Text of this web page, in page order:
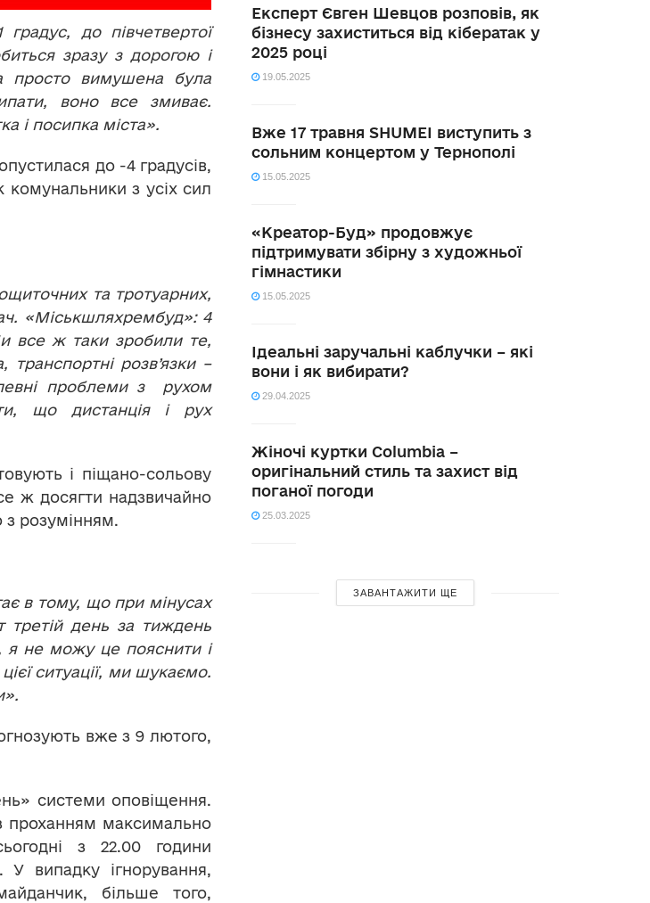
до півчетвертої
зразу з дорогою і
просто вимушена була
воно все змиває.
і посипка міста».
до -4 градусів,
комунальники з усіх сил
та тротуарних,
«Міськшляхрембуд»: 4
все ж таки зробили те,
розв’язки –
проблеми з рухом
що дистанція і рух
і піщано-сольову
ж досягти надзвичайно
з розумінням.
в тому, що при мінусах
день за тиждень
я не можу це пояснити і
ситуації, ми шукаємо.
вже з 9 лютого,
системи оповіщення.
проханням максимально
з 22.00 години
У випадку ігнорування,
більше того,
Експерт Євген Шевцов розповів, як
бізнесу захиститься від кібератак у
2025 році
19.05.2025
Вже 17 травня SHUMEI виступить з
сольним концертом у Тернополі
15.05.2025
«Креатор-Буд» продовжує
підтримувати збірну з художньої
гімнастики
15.05.2025
Ідеальні заручальні каблучки – які
вони і як вибирати?
29.04.2025
Жіночі куртки Columbia –
оригінальний стиль та захист від
поганої погоди
25.03.2025
ЗАВАНТАЖИТИ ЩЕ